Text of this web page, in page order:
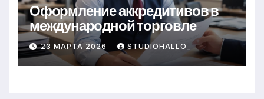
Оформление аккредитивов в
международной торговле
23 МАРТА 2026 STUDIOHALLO_